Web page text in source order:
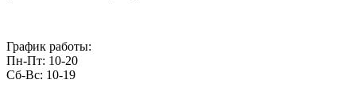
График работы:
Пн-Пт: 10-20
Сб-Вс: 10-19